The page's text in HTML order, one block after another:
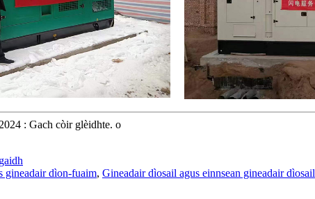
: Gach còir glèidhte. o
gineadair dìon-fuaim, Gineadair dìosail agus einnsean gineadair dìosail